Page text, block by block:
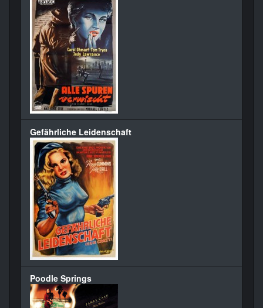
Gefährliche Leidenschaft
Poodle Springs